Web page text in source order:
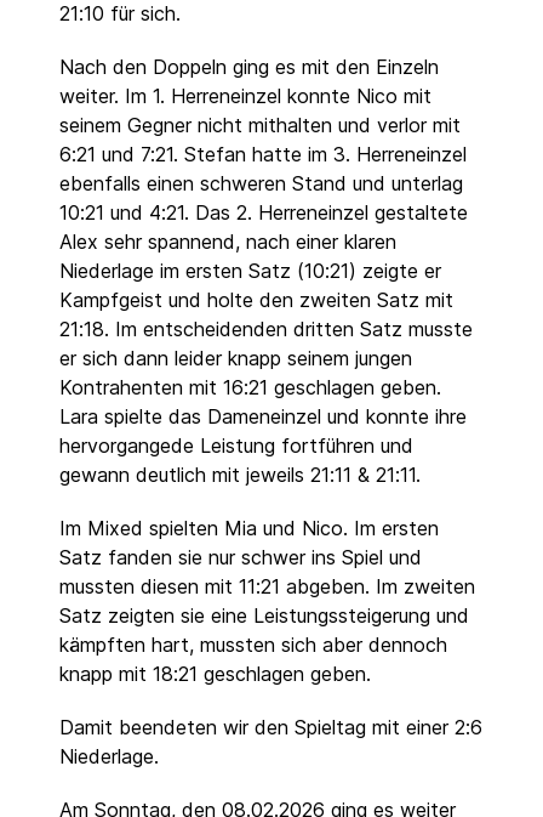
21:10 für sich.
Nach den Doppeln ging es mit den Einzeln
weiter. Im 1. Herreneinzel konnte Nico mit
seinem Gegner nicht mithalten und verlor mit
6:21 und 7:21. Stefan hatte im 3. Herreneinzel
ebenfalls einen schweren Stand und unterlag
10:21 und 4:21. Das 2. Herreneinzel gestaltete
Alex sehr spannend, nach einer klaren
Niederlage im ersten Satz (10:21) zeigte er
Kampfgeist und holte den zweiten Satz mit
21:18. Im entscheidenden dritten Satz musste
er sich dann leider knapp seinem jungen
Kontrahenten mit 16:21 geschlagen geben.
Lara spielte das Dameneinzel und konnte ihre
hervorgangede Leistung fortführen und
gewann deutlich mit jeweils 21:11 & 21:11.
Im Mixed spielten Mia und Nico. Im ersten
Satz fanden sie nur schwer ins Spiel und
mussten diesen mit 11:21 abgeben. Im zweiten
Satz zeigten sie eine Leistungssteigerung und
kämpften hart, mussten sich aber dennoch
knapp mit 18:21 geschlagen geben.
Damit beendeten wir den Spieltag mit einer 2:6
Niederlage.
Am Sonntag, den 08.02.2026 ging es weiter